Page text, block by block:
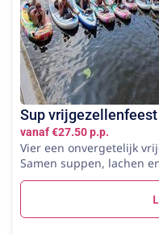
Sup vrijgezellenfeest
vanaf €27.50 p.p.
Vier een onvergetelijk
Samen suppen, lachen